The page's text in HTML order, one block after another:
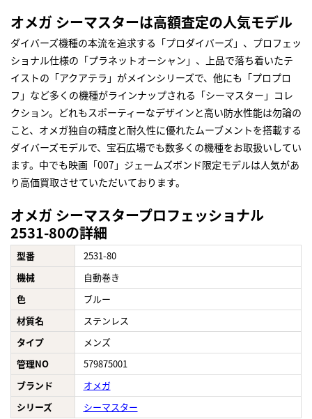
オメガ シーマスターは高額査定の人気モデル
ダイバーズ機種の本流を追求する「プロダイバーズ」、プロフェッ
ショナル仕様の「プラネットオーシャン」、上品で落ち着いたテ
イストの「アクアテラ」がメインシリーズで、他にも「プロプロ
フ」など多くの機種がラインナップされる「シーマスター」コレ
クション。どれもスポーティーなデザインと高い防水性能は勿論の
こと、オメガ独自の精度と耐久性に優れたムーブメントを搭載する
ダイバーズモデルで、宝石広場でも数多くの機種をお取扱いしてい
ます。中でも映画「007」ジェームズボンド限定モデルは人気があ
り高価買取させていただいております。
オメガ シーマスタープロフェッショナル
2531-80の詳細
型番
2531-80
機械
自動巻き
色
ブルー
材質名
ステンレス
タイプ
メンズ
管理NO
579875001
ブランド
オメガ
シリーズ
シーマスター